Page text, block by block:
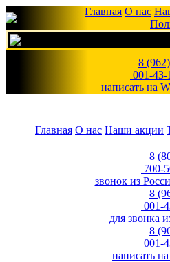
Главная О нас
8 (962)
001-43-
написать на
Главная О нас Наши акции
8
700-
звонок из
8
001-
для звонка
8
001-
написать